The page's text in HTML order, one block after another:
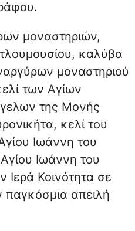
μοναστηριών,
καλύβα
μοναστηριού
των Αγίων
της Μονής
κελί του
Ιωάννη του
Ιωάννη του
Κοινότητα σε
παγκόσμια απειλή